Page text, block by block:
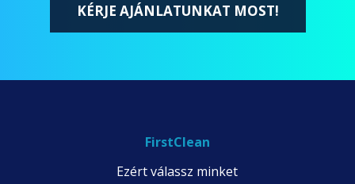
KÉRJE AJÁNLATUNKAT MOST!
FirstClean
Ezért válassz minket